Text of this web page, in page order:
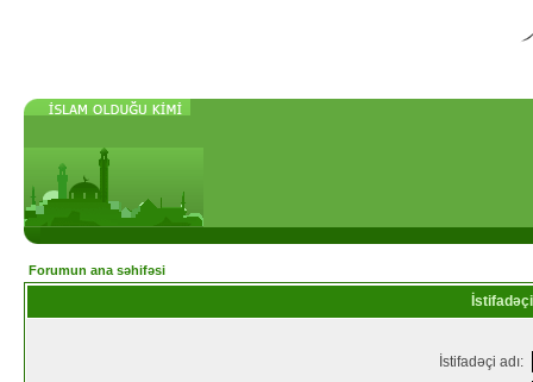
Forumun ana səhifəsi
İstifadəçi
İstifadəçi adı: